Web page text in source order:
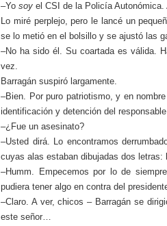
–Yo soy el CSI de la Policía
Lo miré perplejo, pero le lancé un
se lo metió en el bolsillo y se ajustó las
–No ha sido él. Su coartada es válida.
vez.
Barragán suspiró largamente.
–Bien. Por puro patriotismo, y en
identificación y detención del
–¿Fue un asesinato?
–Usted dirá. Lo encontramos
cuyas alas estaban dibujadas dos letras:
–Humm. Empecemos por lo de
pudiera tener algo en contra del
–Claro. A ver, chicos – Barragán se
este señor…